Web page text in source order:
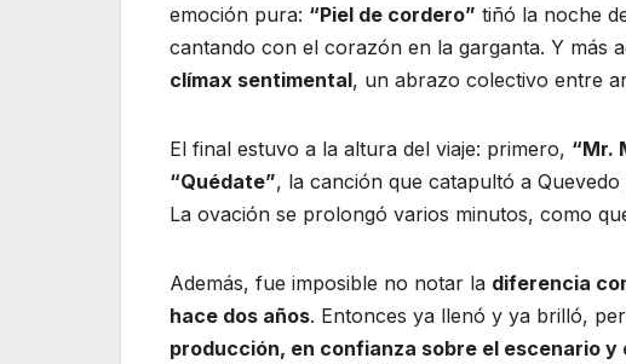
emoción pura: “Piel de cordero” tiñó la noche
cantando con el corazón en la garganta. Y más
clímax sentimental, un abrazo colectivo entre
El final estuvo a la altura del viaje: primero, “Mr.
“Quédate”, la canción que catapultó a
La ovación se prolongó varios minutos, como
Además, fue imposible no notar la diferencia
hace dos años. Entonces ya llenó y ya brilló,
producción, en confianza sobre el escenario y